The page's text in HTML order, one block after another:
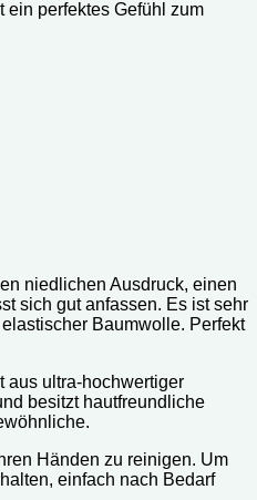
ein perfektes Gefühl zum
niedlichen Ausdruck, einen
sich gut anfassen. Es ist sehr
Baumwolle. Perfekt
aus ultra-hochwertiger
besitzt hautfreundliche
Händen zu reinigen. Um
einfach nach Bedarf